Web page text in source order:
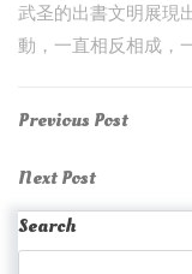
武圣的出書文明展現
動，一直相反相成，
Post
navigation
Previous
Previous Post
Next
Post
Next Post
Search